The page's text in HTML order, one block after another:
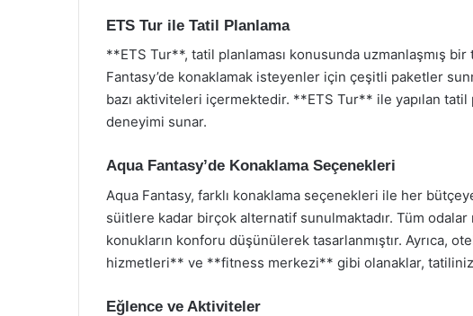
ETS Tur ile Tatil Planlama
**ETS Tur**, tatil planlaması konusunda uzmanlaşmış bir
Fantasy’de konaklamak isteyenler için çeşitli paketler
bazı aktiviteleri içermektedir. **ETS Tur** ile yapılan
deneyimi sunar.
Aqua Fantasy’de Konaklama Seçenekleri
Aqua Fantasy, farklı konaklama seçenekleri ile her
süitlere kadar birçok alternatif sunulmaktadır. Tüm
konukların konforu düşünülerek tasarlanmıştır. Ayrıca,
hizmetleri** ve **fitness merkezi** gibi olanaklar,
Eğlence ve Aktiviteler